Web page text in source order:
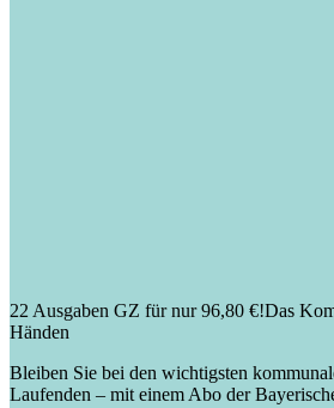
22 Ausgaben GZ für nur 96,80 €!Das
Händen
Bleiben Sie bei den wichtigsten
Laufenden – mit einem Abo der